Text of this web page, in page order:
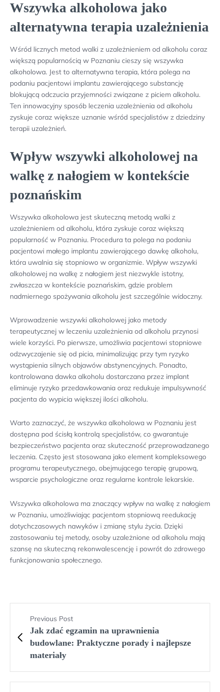
Wszywka alkoholowa jako
alternatywna terapia uzależnienia
Wśród licznych metod walki z uzależnieniem od alkoholu coraz
większą popularnością w Poznaniu cieszy się wszywka
alkoholowa. Jest to alternatywna terapia, która polega na
podaniu pacjentowi implantu zawierającego substancję
blokującą odczucia przyjemności związane z piciem alkoholu.
Ten innowacyjny sposób leczenia uzależnienia od alkoholu
zyskuje coraz większe uznanie wśród specjalistów z dziedziny
terapii uzależnień.
Wpływ wszywki alkoholowej na
walkę z nałogiem w kontekście
poznańskim
Wszywka alkoholowa jest skuteczną metodą walki z
uzależnieniem od alkoholu, która zyskuje coraz większą
popularność w Poznaniu. Procedura ta polega na podaniu
pacjentowi małego implantu zawierającego dawkę alkoholu,
która uwalnia się stopniowo w organizmie. Wpływ wszywki
alkoholowej na walkę z nałogiem jest niezwykle istotny,
zwłaszcza w kontekście poznańskim, gdzie problem
nadmiernego spożywania alkoholu jest szczególnie widoczny.
Wprowadzenie wszywki alkoholowej jako metody
terapeutycznej w leczeniu uzależnienia od alkoholu przynosi
wiele korzyści. Po pierwsze, umożliwia pacjentowi stopniowe
odzwyczajenie się od picia, minimalizując przy tym ryzyko
wystąpienia silnych objawów abstynencyjnych. Ponadto,
kontrolowana dawka alkoholu dostarczana przez implant
eliminuje ryzyko przedawkowania oraz redukuje impulsywność
pacjenta do wypicia większej ilości alkoholu.
Warto zaznaczyć, że wszywka alkoholowa w Poznaniu jest
dostępna pod ścisłą kontrolą specjalistów, co gwarantuje
bezpieczeństwo pacjenta oraz skuteczność przeprowadzanego
leczenia. Często jest stosowana jako element kompleksowego
programu terapeutycznego, obejmującego terapię grupową,
wsparcie psychologiczne oraz regularne kontrole lekarskie.
Wszywka alkoholowa ma znaczący wpływ na walkę z nałogiem
w Poznaniu, umożliwiając pacjentom stopniową reedukację
dotychczasowych nawyków i zmianę stylu życia. Dzięki
zastosowaniu tej metody, osoby uzależnione od alkoholu mają
szansę na skuteczną rekonwalescencję i powrót do zdrowego
funkcjonowania społecznego.
Previous Post
Jak zdać egzamin na uprawnienia
budowlane: Praktyczne porady i najlepsze
materiały